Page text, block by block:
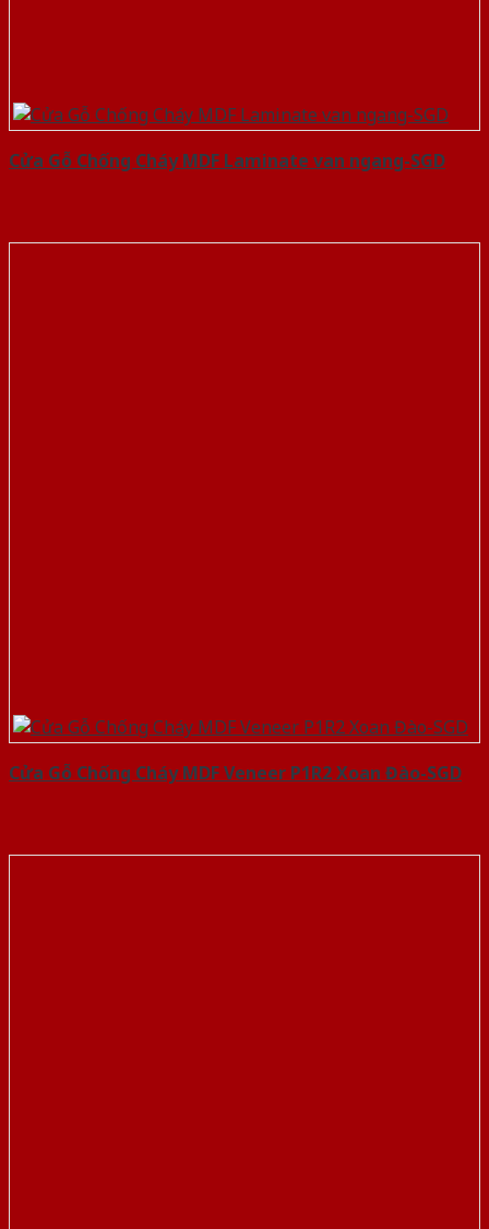
Cửa Gỗ Chống Cháy MDF Laminate van ngang-SGD
Cửa Gỗ Chống Cháy MDF Veneer P1R2 Xoan Đào-SGD